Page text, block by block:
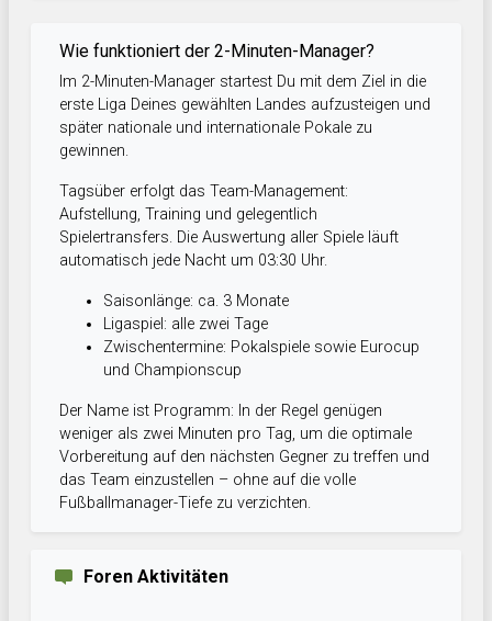
Wie funktioniert der 2-Minuten-Manager?
Im 2-Minuten-Manager startest Du mit dem Ziel in die
erste Liga Deines gewählten Landes aufzusteigen und
später nationale und internationale Pokale zu
gewinnen.
Tagsüber erfolgt das Team-Management:
Aufstellung, Training und gelegentlich
Spielertransfers. Die Auswertung aller Spiele läuft
automatisch jede Nacht um 03:30 Uhr.
Saisonlänge: ca. 3 Monate
Ligaspiel: alle zwei Tage
Zwischentermine: Pokalspiele sowie Eurocup
und Championscup
Der Name ist Programm: In der Regel genügen
weniger als zwei Minuten pro Tag, um die optimale
Vorbereitung auf den nächsten Gegner zu treffen und
das Team einzustellen – ohne auf die volle
Fußballmanager-Tiefe zu verzichten.
Foren Aktivitäten